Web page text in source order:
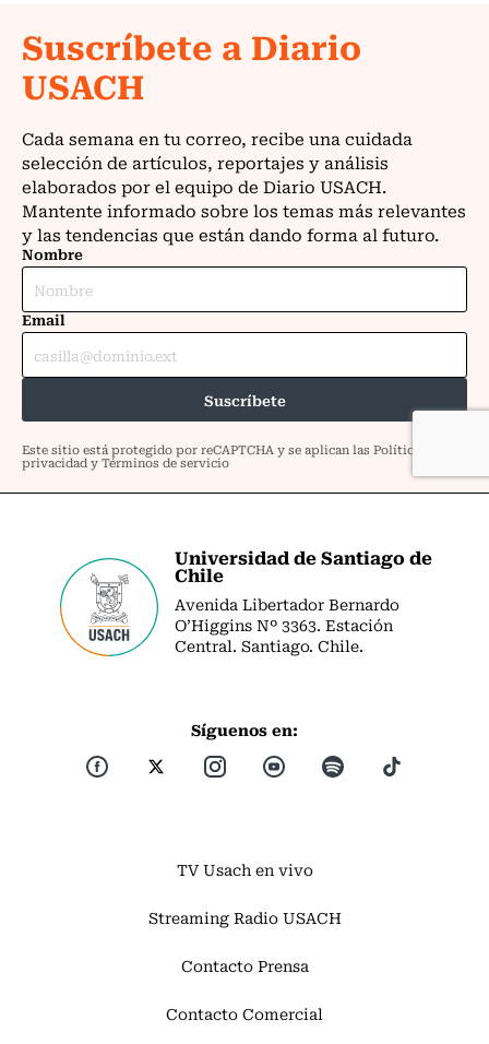
Universidad de Santiago de
Chile
Avenida Libertador Bernardo
O’Higgins Nº 3363. Estación
Central. Santiago. Chile.
Síguenos en:
TV Usach en vivo
Streaming Radio USACH
Contacto Prensa
Contacto Comercial